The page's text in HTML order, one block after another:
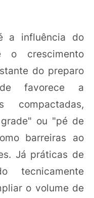
a influência do
o crescimento
do preparo
favorece a
compactadas,
ou "pé de
barreiras ao
Já práticas de
tecnicamente
o volume de